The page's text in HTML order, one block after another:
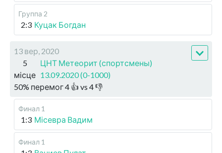
Группа 2
2:3 Куцак Богдан
13 вер, 2020
5
місце
ЦНТ Метеорит (спортсмены)
13.09.2020 (0-1000)
50% перемог4 👍 vs 4👎
Финал 1
1:3 Місевра Вадим
Финал 1